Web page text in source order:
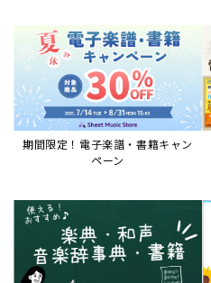
期間限定！電子楽譜・書籍キャン
ペーン